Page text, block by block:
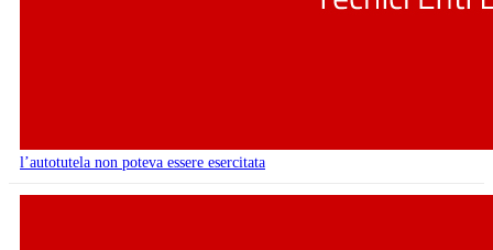
l’autotutela non poteva essere esercitata